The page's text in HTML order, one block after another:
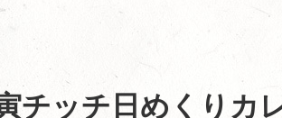
チッチ日めくりカ